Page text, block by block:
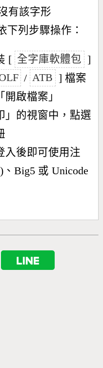
有該字形
下列步驟操作：
[ 全字庫軟體包 ]
/ ATB ] 檔案
啟檔案」
」的視窗中，點選
入後即可使用注
Big5 或 Unicode